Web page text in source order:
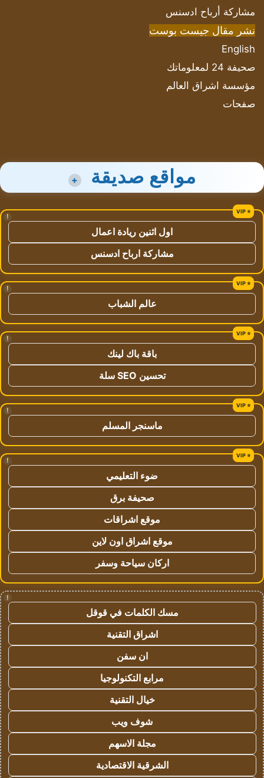
مشاركة أرباح ادسنس
نشر مقال جيست بوست
English
صحيفة 24 لمعلوماتك
مؤسسة اشراق العالم
صفحات
مواقع صديقة +
!
اول اثنين ريادة اعمال
مشاركة ارباح ادسنس
!
عالم الشباب
!
باقة باك لينك
تحسين SEO سلة
!
ماسنجر المسلم
!
ضوء التعليمي
صحيفة برق
موقع اشراقات
موقع اشراق اون لاين
اركان سياحة وسفر
!
مسك الكلمات في قوقل
اشراق التقنية
ان سفن
مرابع التكنولوجيا
خيال التقنية
شوف ويب
مجلة الاسهم
الشرقية الاقتصادية